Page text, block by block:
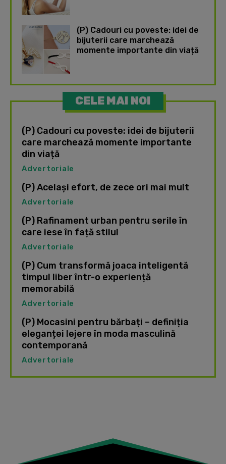
(P) Cadouri cu poveste: idei de
bijuterii care marchează
momente importante din viață
CELE MAI NOI
(P) Cadouri cu poveste: idei de bijuterii
care marchează momente importante
din viață
Advertoriale
(P) Același efort, de zece ori mai mult
Advertoriale
(P) Rafinament urban pentru serile în
care iese în față stilul
Advertoriale
(P) Cum transformă joaca inteligentă
timpul liber într-o experiență
memorabilă
Advertoriale
(P) Mocasini pentru bărbați – definiția
eleganței lejere în moda masculină
contemporană
Advertoriale